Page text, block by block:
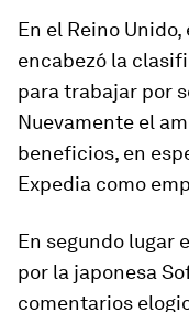
En el Reino
encabezó la
para trabajar por
Nuevamente el
beneficios, en
Expedia como
En segundo lugar
por la japonesa
comentarios